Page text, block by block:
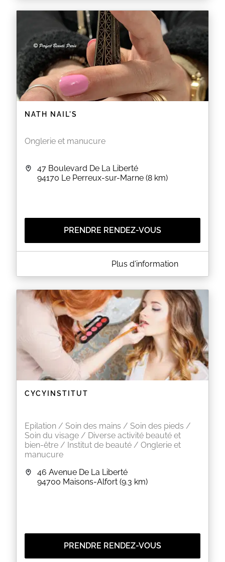
NATH NAIL'S
Onglerie et manucure
47 Boulevard De La Liberté
94170 Le Perreux-sur-Marne (8 km)
PRENDRE RENDEZ-VOUS
A PROPOS DE NATH NAIL'S
Nath Nail's
POUR TOUTES LES PRESTATIONS DU SALON EN
SUPPLEMENT :
- La French +5€
- Le Baby-Boomer +5€
Nathalie vous accueille dans un cadre sobre, propre
et qui respecte les conditions d'hygiène.
EN SAVOIR PLUS
Plus d'information
CYCYINSTITUT
Epilation / Soin des mains / Soin des pieds /
Soin du visage / Diverse activité beauté et
bien-être / Institut de beauté / Onglerie et
manucure
46 Avenue De La Liberté
94700 Maisons-Alfort (9.3 km)
PRENDRE RENDEZ-VOUS